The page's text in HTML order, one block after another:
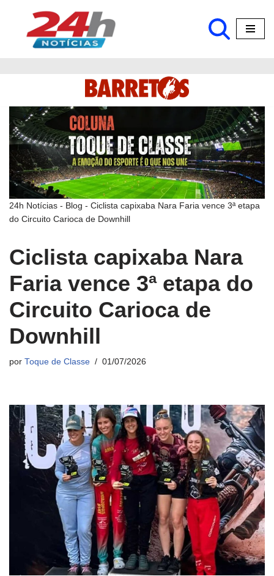
Pular
24h Notícias - Blog - Ciclista capixaba Nara Faria vence 3ª etapa
do Circuito Carioca de Downhill
Ciclista capixaba Nara
Faria vence 3ª etapa do
Circuito Carioca de
Downhill
por Toque de Classe 01/07/2026